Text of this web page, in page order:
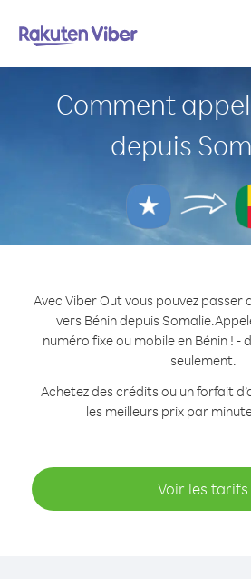
Comment
depuis
Avec Viber Out vous pouvez passer
vers Bénin depuis Somalie.
numéro fixe ou mobile en Bénin ! -
seulement.
Achetez des crédits ou un forfait
les meilleurs prix par
Voir les tarifs